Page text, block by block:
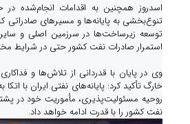
اسدروز همچنین به اقدامات انجام‌شده در
تنوع‌بخشی به پایانه‌ها و مسیرهای صادراتی
توسعه زیرساخت‌ها در سرزمین اصلی و سایر
استمرار صادرات نفت کشور حتی در شرایط
وی در پایان با قدردانی از تلاش‌ها و
خارگ تأکید کرد: پایانه‌های نفتی ایران با
روحیه مسئولیت‌پذیری، مأموریت خود در
نفت کشور را با قدرت ادامه خواهد داد.